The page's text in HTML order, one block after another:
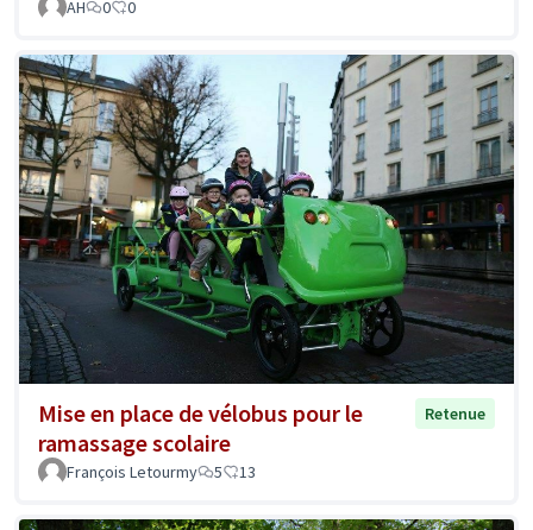
AH 0 0
Mise en place de vélobus pour le
ramassage scolaire
Retenue
François Letourmy 5 13